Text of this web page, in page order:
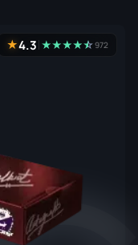
★4.3 ★★★★★
☆972